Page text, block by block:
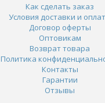
Как сделать заказ
Условия доставки и
Договор оферты
Оптовикам
Возврат товара
Политика
Контакты
Гарантии
Отзывы